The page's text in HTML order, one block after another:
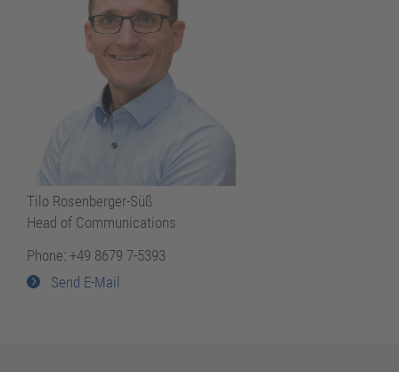
Tilo Rosenberger-Süß
Head of Communications
Phone: +49 8679 7-5393
Send E-Mail